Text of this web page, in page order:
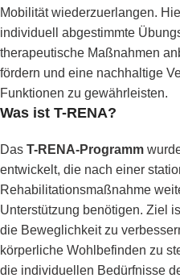
Mobilität wiederzuerlangen.
individuell abgestimmte
therapeutische Maßnahmen
fördern und eine nachhaltige
Funktionen zu gewährleisten.
Was ist T-RENA?
Das T-RENA-Programm
entwickelt, die nach einer
Rehabilitationsmaßnahme
Unterstützung benötigen. Ziel
die Beweglichkeit zu
körperliche Wohlbefinden zu
die individuellen Bedürfnisse